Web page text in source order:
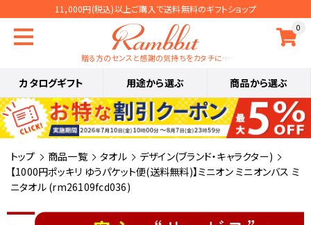
11,000円(税込)以上ご購入で送料無料のギフトショップ
0
贈る方のセンスと感謝の気持ちをカタチに…
カタログギフト 用途から選ぶ 商品から選ぶ
トップ 商品一覧 タオル
デザイン(ブランド・キャラクター)
【1000円ポッキリ ゆうパケット便(送料無料)】ミニオン ミニオンバス ミ
ニタオル (rm26109fcd036)